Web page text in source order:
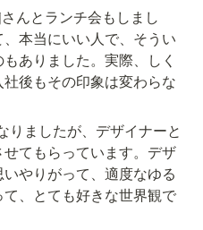
んとランチ会もしまし
本当にいい人で、そうい
ありました。実際、しく
後もその印象は変わらな
りましたが、デザイナーと
てもらっています。デザ
やりがって、適度なゆる
、とても好きな世界観で